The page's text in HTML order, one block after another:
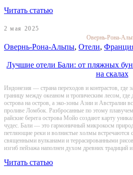
Читать статью
2 мая 2025
Овернь-Рона-
Овернь-Рона-Альпы, Отели,
Лучшие отели Бали: от пляжных
на скалах
Индонезия — страна переходов и контрастов,
границу между океаном и тропическим лесом, где
острова на остров, а эко-зоны Азии и Австралии
проливе Ломбок. Разбросанные по этому
райские берега острова Мойо создают карту
чудес. Бали — это гармоничный микрокосм
петляющие реки и волнистые холмы встречаются
священными вулканами и террасированными
изгиб пейзажа наполнен духом древних традиций
Читать статью